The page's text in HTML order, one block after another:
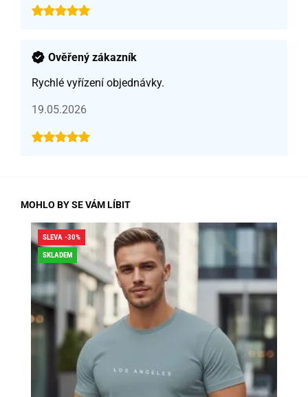
Ověřený zákazník
Rychlé vyřízení objednávky.
19.05.2026
MOHLO BY SE VÁM LÍBIT
SLEVA -30%
SKLADEM